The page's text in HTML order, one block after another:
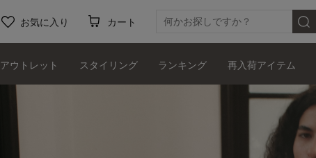
お気に入り カート
アウトレット スタイリング ランキング 再入荷アイテム